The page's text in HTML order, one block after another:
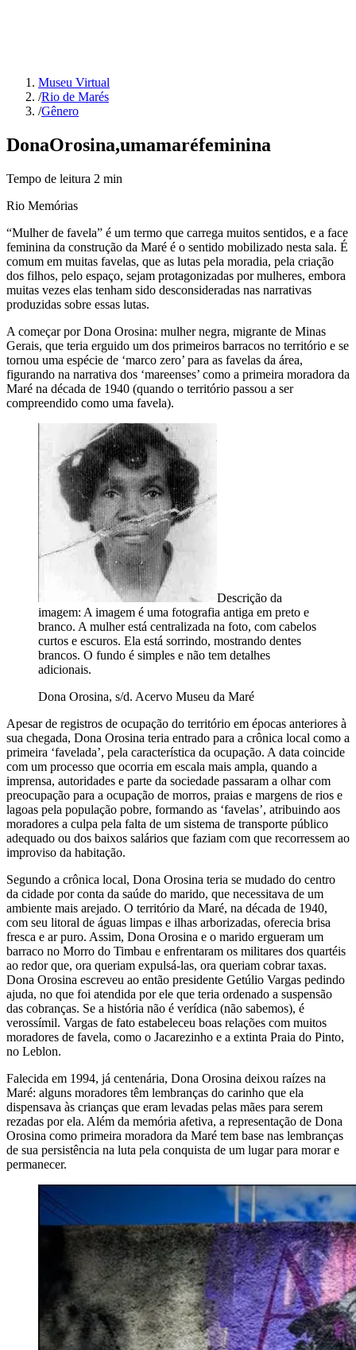
Museu Virtual
/Rio de Marés
/Gênero
DonaOrosina,umamaréfeminina
Tempo de leitura 2 min
Rio Memórias
“Mulher de favela” é um termo que carrega muitos sentidos, e a face
feminina da construção da Maré é o sentido mobilizado nesta sala. É
comum em muitas favelas, que as lutas pela moradia, pela criação
dos filhos, pelo espaço, sejam protagonizadas por mulheres, embora
muitas vezes elas tenham sido desconsideradas nas narrativas
produzidas sobre essas lutas.
A começar por Dona Orosina: mulher negra, migrante de Minas
Gerais, que teria erguido um dos primeiros barracos no território e se
tornou uma espécie de ‘marco zero’ para as favelas da área,
figurando na narrativa dos ‘mareenses’ como a primeira moradora da
Maré na década de 1940 (quando o território passou a ser
compreendido como uma favela).
Descrição da
imagem: A imagem é uma fotografia antiga em preto e
branco. A mulher está centralizada na foto, com cabelos
curtos e escuros. Ela está sorrindo, mostrando dentes
brancos. O fundo é simples e não tem detalhes
adicionais.
Dona Orosina, s/d. Acervo Museu da Maré
Apesar de registros de ocupação do território em épocas anteriores à
sua chegada, Dona Orosina teria entrado para a crônica local como a
primeira ‘favelada’, pela característica da ocupação. A data coincide
com um processo que ocorria em escala mais ampla, quando a
imprensa, autoridades e parte da sociedade passaram a olhar com
preocupação para a ocupação de morros, praias e margens de rios e
lagoas pela população pobre, formando as ‘favelas’, atribuindo aos
moradores a culpa pela falta de um sistema de transporte público
adequado ou dos baixos salários que faziam com que recorressem ao
improviso da habitação.
Segundo a crônica local, Dona Orosina teria se mudado do centro
da cidade por conta da saúde do marido, que necessitava de um
ambiente mais arejado. O território da Maré, na década de 1940,
com seu litoral de águas limpas e ilhas arborizadas, oferecia brisa
fresca e ar puro. Assim, Dona Orosina e o marido ergueram um
barraco no Morro do Timbau e enfrentaram os militares dos quartéis
ao redor que, ora queriam expulsá-las, ora queriam cobrar taxas.
Dona Orosina escreveu ao então presidente Getúlio Vargas pedindo
ajuda, no que foi atendida por ele que teria ordenado a suspensão
das cobranças. Se a história não é verídica (não sabemos), é
verossímil. Vargas de fato estabeleceu boas relações com muitos
moradores de favela, como o Jacarezinho e a extinta Praia do Pinto,
no Leblon.
Falecida em 1994, já centenária, Dona Orosina deixou raízes na
Maré: alguns moradores têm lembranças do carinho que ela
dispensava às crianças que eram levadas pelas mães para serem
rezadas por ela. Além da memória afetiva, a representação de Dona
Orosina como primeira moradora da Maré tem base nas lembranças
de sua persistência na luta pela conquista de um lugar para morar e
permanecer.